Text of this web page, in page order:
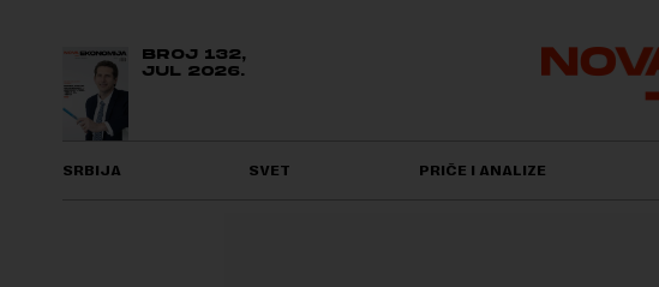
BROJ 132,
JUL 2026.
SRBIJA SVET PRIČE I ANALIZE